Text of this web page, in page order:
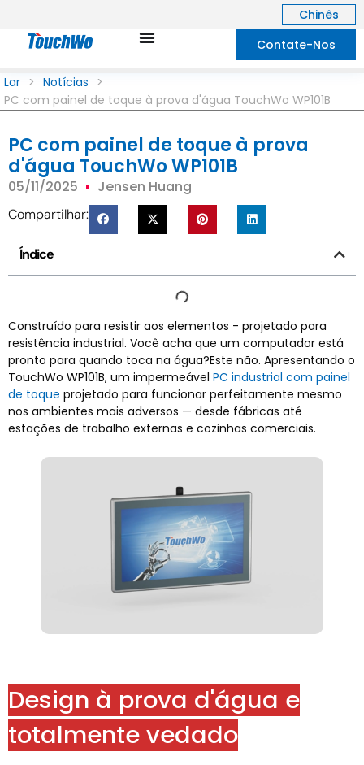
Chinês
Contate-Nos
Lar > Notícias >
PC com painel de toque à prova d'água TouchWo WP101B
PC com painel de toque à prova
d'água TouchWo WP101B
05/11/2025 Jensen Huang
Compartilhar:
Índice
Construído para resistir aos elementos - projetado para
resistência industrial. Você acha que um computador está
pronto para quando toca na água?Este não. Apresentando o
TouchWo WP101B, um impermeável PC industrial com painel
de toque projetado para funcionar perfeitamente mesmo
nos ambientes mais adversos — desde fábricas até
estações de trabalho externas e cozinhas comerciais.
Design à prova d'água e
totalmente vedado